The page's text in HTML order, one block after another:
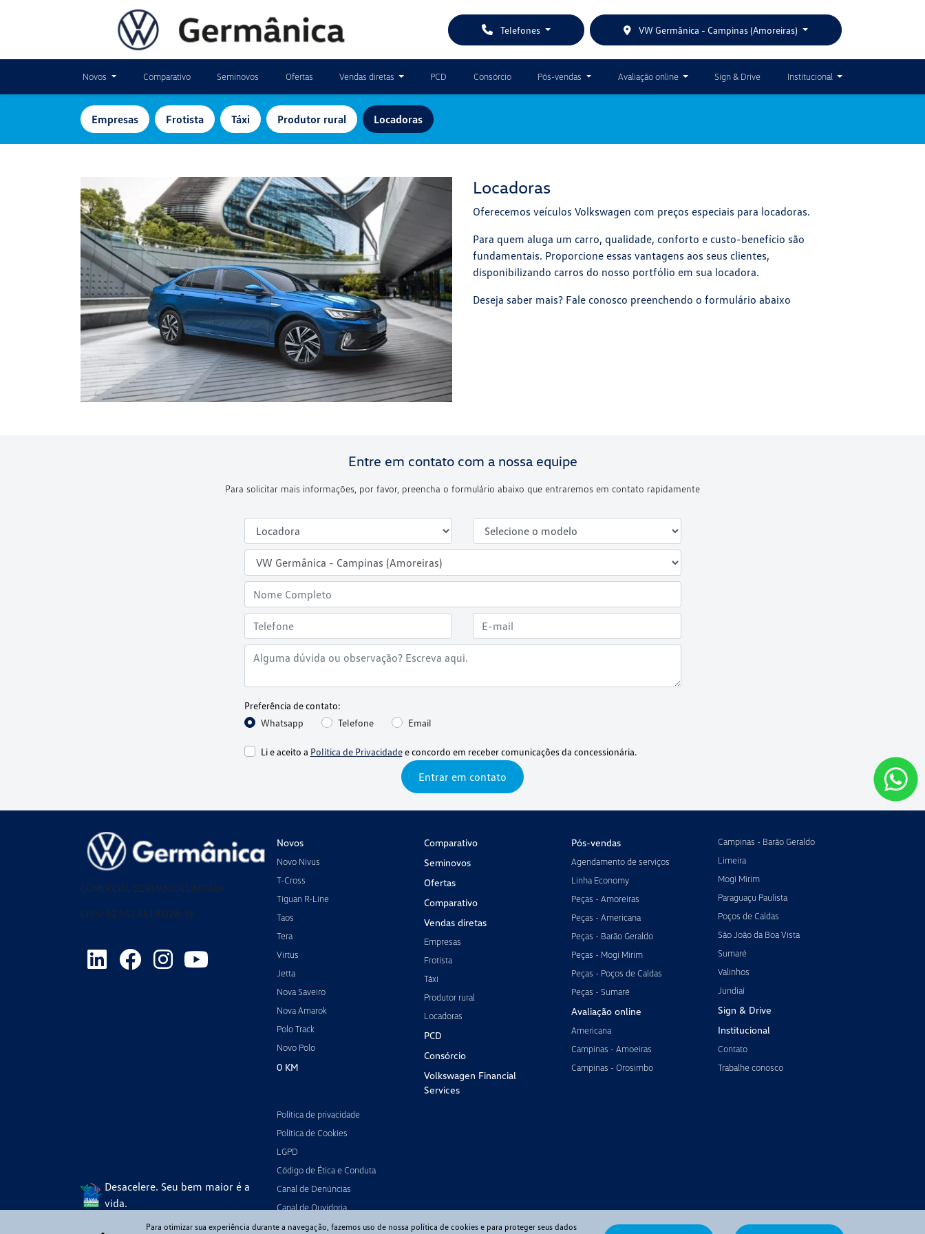
Telefones VW Germânica - Campinas (Amoreiras)
Novos Comparativo Seminovos Ofertas Vendas diretas PCD Consórcio Pós-vendas Avaliação online Sign & Drive Institucional
Empresas Frotista Táxi Produtor rural Locadoras
Locadoras
Oferecemos veículos Volkswagen com preços especiais para locadoras.
Para quem aluga um carro, qualidade, conforto e custo-benefício são
fundamentais. Proporcione essas vantagens aos seus clientes,
disponibilizando carros do nosso portfólio em sua locadora.
Deseja saber mais? Fale conosco preenchendo o formulário abaixo
Entre em contato com a nossa equipe
Para solicitar mais informações, por favor, preencha o formulário abaixo que entraremos em contato rapidamente
Preferência de contato:
Whatsapp
Telefone Email
Li e aceito a Política de Privacidadee concordo em receber comunicações da concessionária.
Entrar em contato
COMERCIAL GERMANICA LIMITADA
CNPJ: 02.952.561/0028-36
Desacelere. Seu bem maior é a
vida.
Novos
Novo Nivus
T-Cross
Tiguan R-Line
Taos
Tera
Virtus
Jetta
Nova Saveiro
Nova Amarok
Polo Track
Novo Polo
0 KM
Comparativo
Seminovos
Ofertas
Comparativo
Vendas diretas
Empresas
Frotista
Táxi
Produtor rural
Locadoras
PCD
Consórcio
Volkswagen Financial
Services
Pós-vendas
Agendamento de serviços
Linha Economy
Peças - Amoreiras
Peças - Americana
Peças - Barão Geraldo
Peças - Mogi Mirim
Peças - Poços de Caldas
Peças - Sumaré
Avaliação online
Americana
Campinas - Amoeiras
Campinas - Orosimbo
Campinas - Barão Geraldo
Limeira
Mogi Mirim
Paraguaçu Paulista
Poços de Caldas
São João da Boa Vista
Sumaré
Valinhos
Jundiaí
Sign & Drive
Institucional
Contato
Trabalhe conosco
Política de privacidade
Política de Cookies
LGPD
Código de Ética e Conduta
Canal de Denúncias
Canal de Ouvidoria
Para otimizar sua experiência durante a navegação, fazemos uso de nossa política de cookies e para proteger seus dados